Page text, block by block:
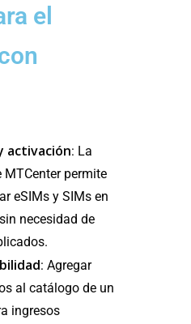
el
activación: La
permite
eSIMs y SIMs en
necesidad de
: Agregar
al catálogo de un
ingresos